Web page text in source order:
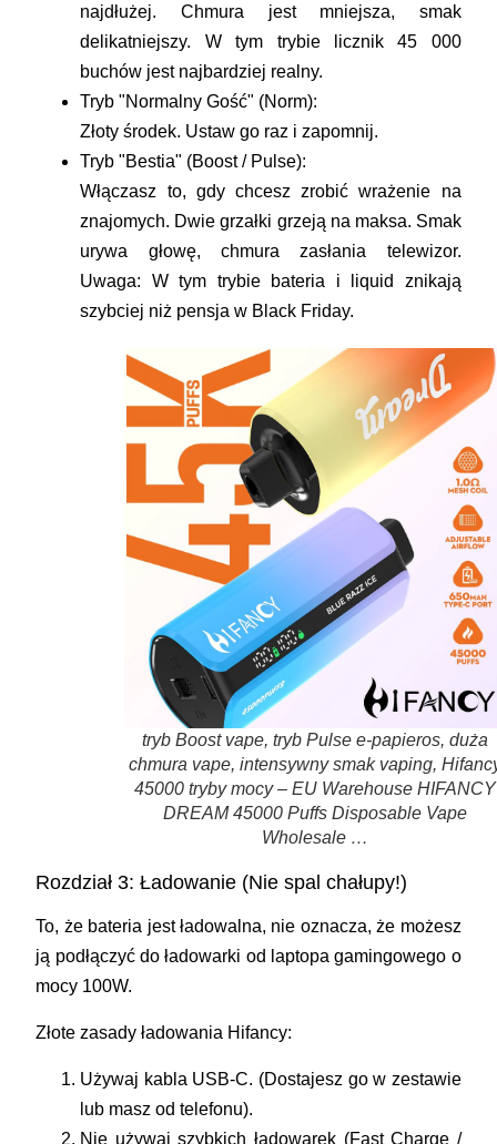
najdłużej. Chmura jest mniejsza, smak
delikatniejszy. W tym trybie licznik 45 000
buchów jest najbardziej realny.
Tryb "Normalny Gość" (Norm):
Złoty środek. Ustaw go raz i zapomnij.
Tryb "Bestia" (Boost / Pulse):
Włączasz to, gdy chcesz zrobić wrażenie na
znajomych. Dwie grzałki grzeją na maksa. Smak
urywa głowę, chmura zasłania telewizor.
Uwaga: W tym trybie bateria i liquid znikają
szybciej niż pensja w Black Friday.
tryb Boost vape, tryb Pulse e-papieros, duża
chmura vape, intensywny smak vaping,
45000 tryby mocy – EU Warehouse HIFANCY
DREAM 45000 Puffs Disposable Vape
Wholesale …
Rozdział 3: Ładowanie (Nie spal chałupy!)
To, że bateria jest ładowalna, nie oznacza, że możesz
ją podłączyć do ładowarki od laptopa gamingowego o
mocy 100W.
Złote zasady ładowania Hifancy:
Używaj kabla USB-C. (Dostajesz go w zestawie
lub masz od telefonu).
Nie używaj szybkich ładowarek (Fast Charge /